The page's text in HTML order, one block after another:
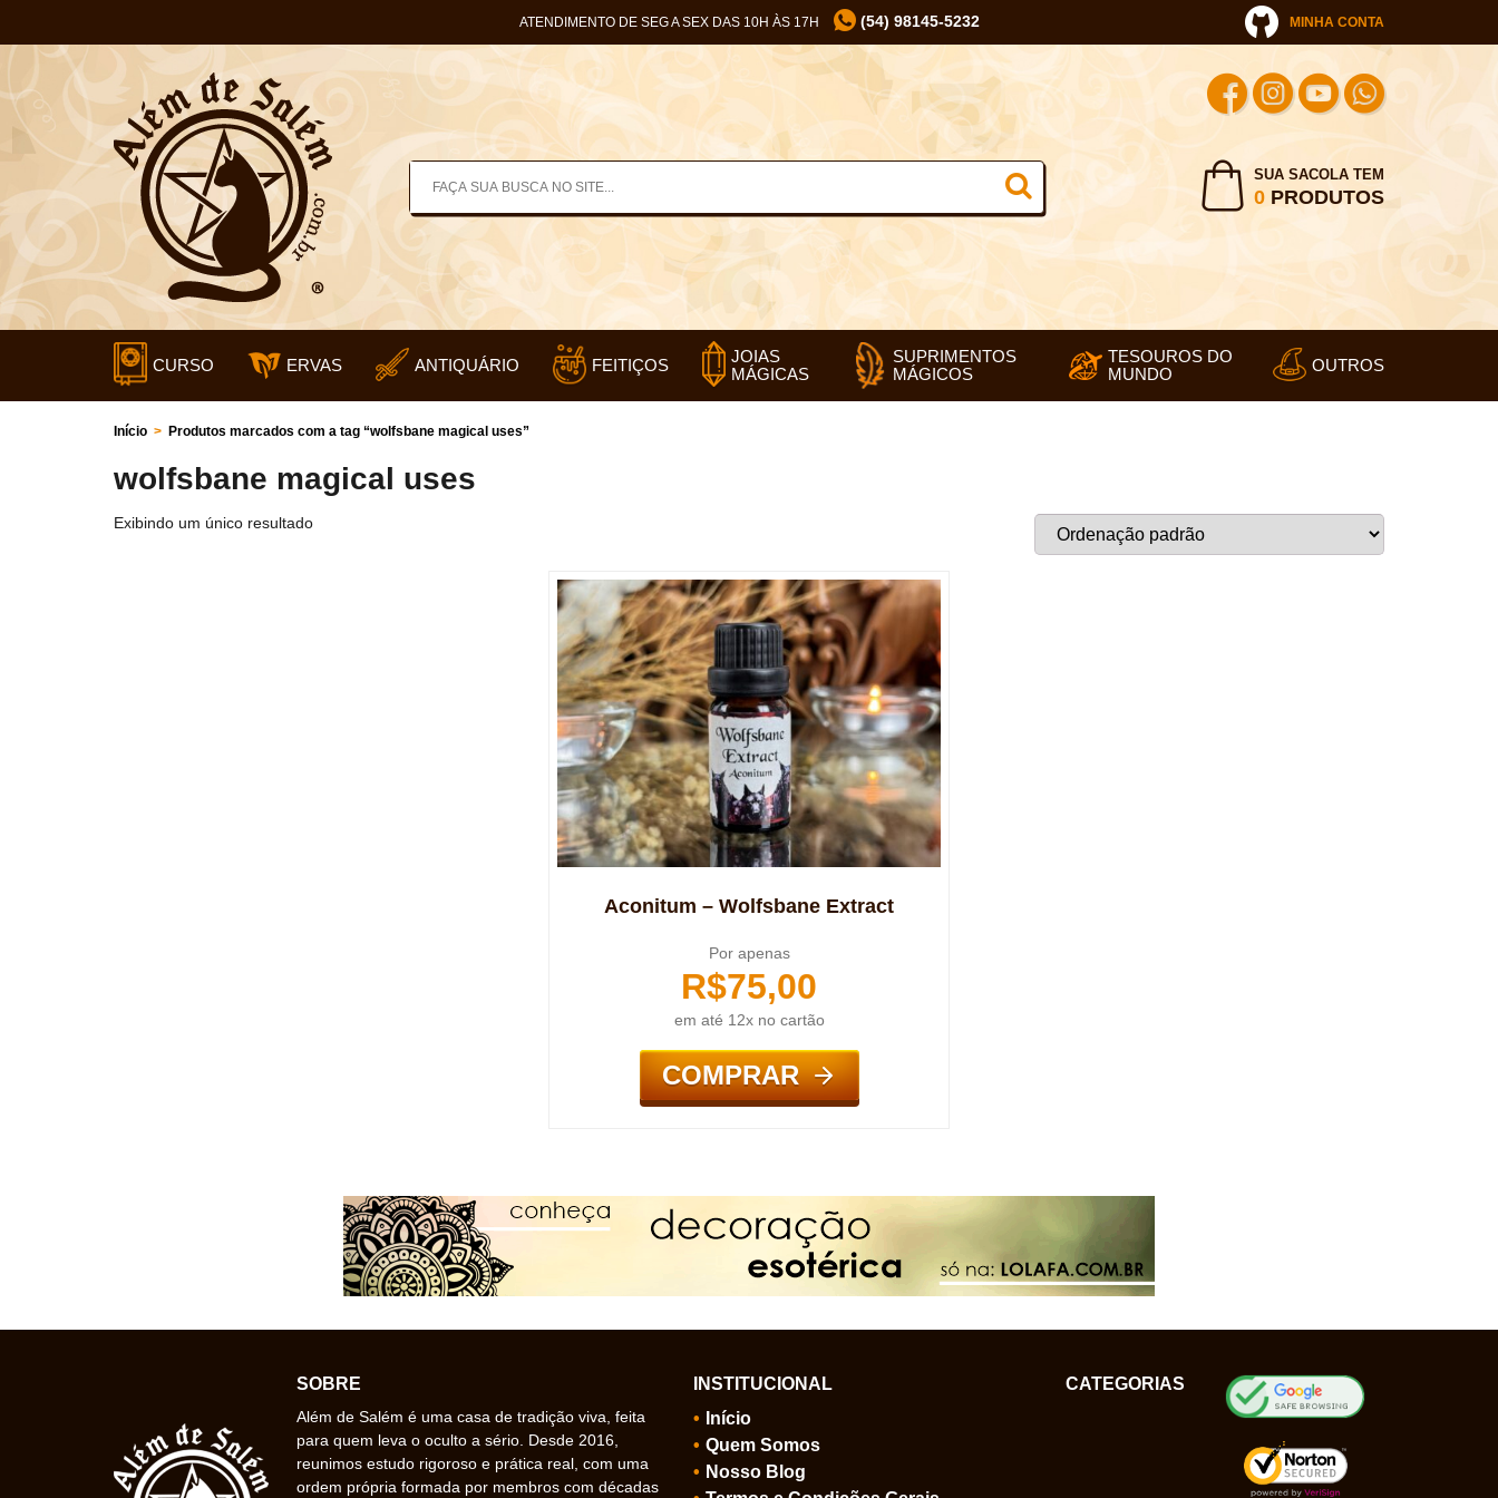
ATENDIMENTO DE SEG A SEX DAS 10H ÀS 17H (54) 98145-5232 MINHA CONTA
SUA SACOLA TEM
0PRODUTOS
CURSO ERVAS ANTIQUÁRIO FEITIÇOS
JOIAS
MÁGICAS
SUPRIMENTOS
MÁGICOS
TESOUROS DO
MUNDO
OUTROS
Início > Produtos marcados com a tag “wolfsbane magical uses”
wolfsbane magical uses
Exibindo um único resultado
Aconitum – Wolfsbane Extract
Por apenas
R$75,00
em até 12x no cartão
COMPRAR
SOBRE
Além de Salém é uma casa de tradição viva, feita
para quem leva o oculto a sério. Desde 2016,
reunimos estudo rigoroso e prática real, com uma
ordem própria formada por membros com décadas
INSTITUCIONAL
Início
Quem Somos
Nosso Blog
CATEGORIAS